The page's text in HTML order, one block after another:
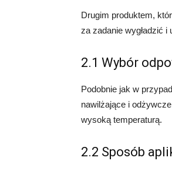
Drugim produktem,
za zadanie wygładzić i
2.1 Wybór
Podobnie jak w
nawilżające i
wysoką temperaturą.
2.2 Sposób